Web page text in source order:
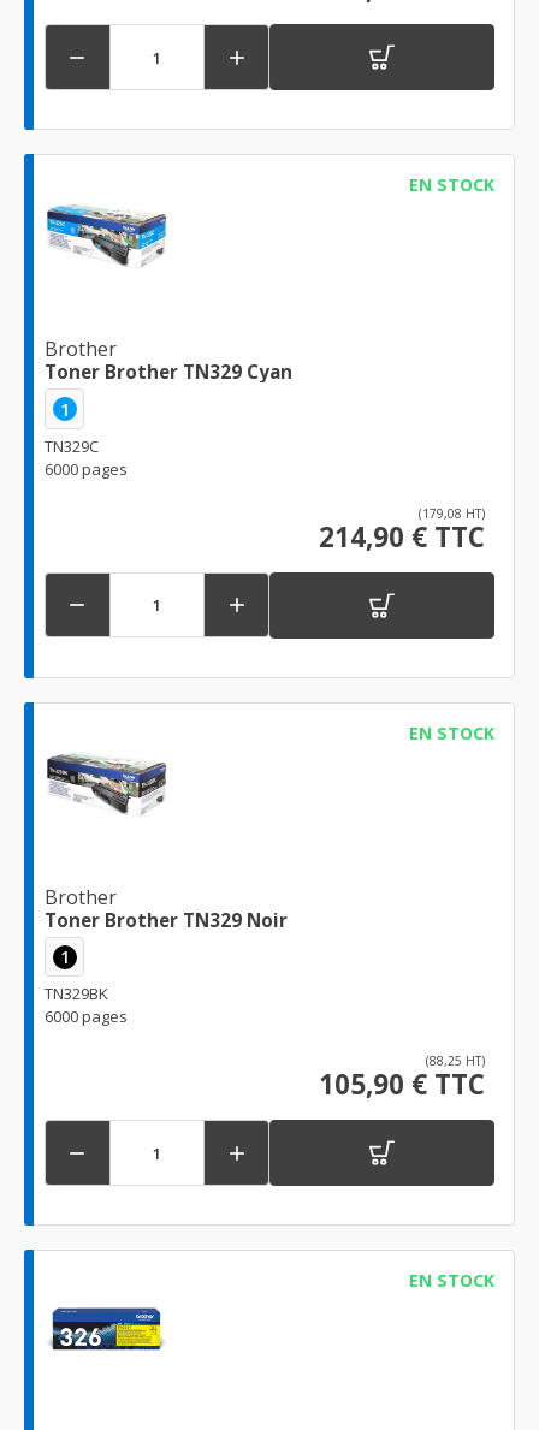
 
EN STOCK
Brother
Toner Brother TN329 Cyan
1
TN329C
6000 pages
(179,08 HT)
214,90 € TTC
 
EN STOCK
Brother
Toner Brother TN329 Noir
1
TN329BK
6000 pages
(88,25 HT)
105,90 € TTC
 
EN STOCK